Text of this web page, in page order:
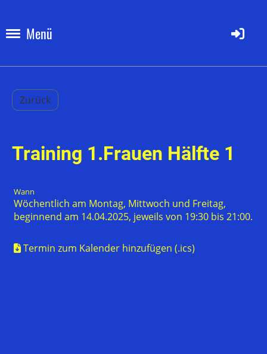
Menü
Zurück
Training 1.Frauen Hälfte 1
Wann
Wöchentlich am Montag, Mittwoch und Freitag,
beginnend am 14.04.2025, jeweils von 19:30 bis 21:00.
Termin zum Kalender hinzufügen (.ics)